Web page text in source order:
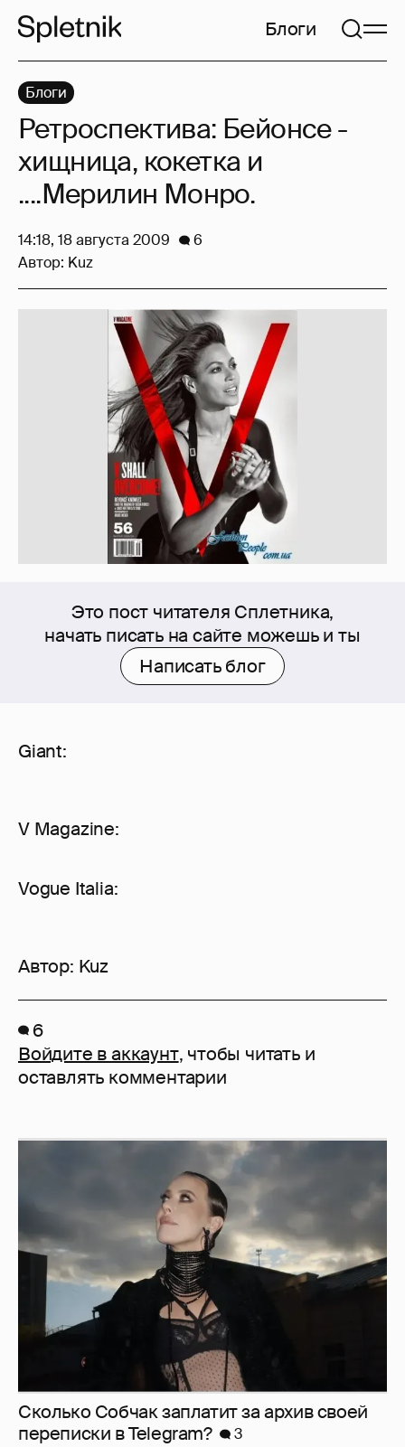
Блоги
Это пост читателя Сплетника,
начать писать на сайте можешь и ты
Написать блог
Giant:
V Magazine:
Vogue Italia:
Автор: Kuz
Блоги
Ретроспектива: Бейонсе -
хищница, кокетка и
....Мерилин Монро.
14:18, 18 августа 2009
6
Автор: Kuz
6
Войдите в аккаунт, чтобы читать и
оставлять комментарии
Сколько Собчак заплатит за архив своей
перeписки в Telegram?
3